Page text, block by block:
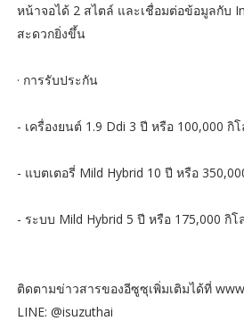
หน้าจอได้ 2 สไตล์ และเชื่อมต่อข้อมูลกับ
สะดวกยิ่งขึ้น
· การรับประกัน
- เครื่องยนต์ 1.9 Ddi 3 ปี หรือ 100,000 กิโ
- แบตเตอรี่ Mild Hybrid 10 ปี หรือ
- ระบบ Mild Hybrid 5 ปี หรือ 175,000 กิโ
ติดตามข่าวสารของอีซูซุเพิ่มเติมได้ที่
LINE: @isuzuthai